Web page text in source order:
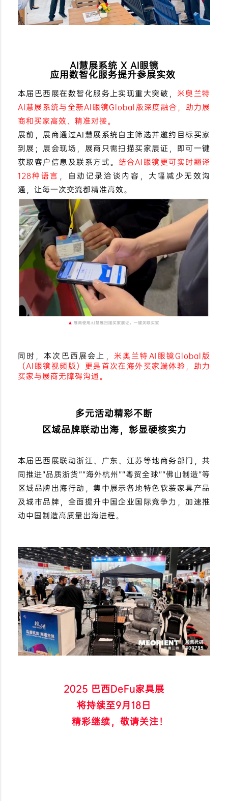
AI慧展系统 X AI眼镜
应用数智化服务提升参展实效
本届巴西展在数智化服务上实现重大突破， 米奥兰特
AI慧展系统与全新AI眼镜Global版深度融合，助力展
商和买家高效、精准对接。
展前，展商通过AI慧展系统自主筛选并邀约目标买家
到展；展会现场，展商只需扫描买家展证，即可一键
获取客户信息及联系方式。 结合AI眼镜更可实时翻译
128种语言 ，自动记录洽谈内容，大幅减少无效沟
通，让每一次交流都精准高效。
同时，本次巴西展会上， 米奥兰特AI眼镜Global版
（AI眼镜视频版）更是首次在海外买家端体验，助力
买家与展商无障碍沟通。
多元活动精彩不断
区域品牌联动出海，彰显硬核实力
本届巴西展联动浙江、广东、江苏等地商务部门，共
同推进“品质浙货”“海外杭州”“粤贸全球”“佛山制造”等
区域品牌出海行动，集中展示各地特色软装家具产品
及城市品牌，全面提升中国企业国际竞争力，加速推
动中国制造高质量出海进程。
2025 巴西DeFu家具展
将持续至9月18日
精彩继续，敬请关注！